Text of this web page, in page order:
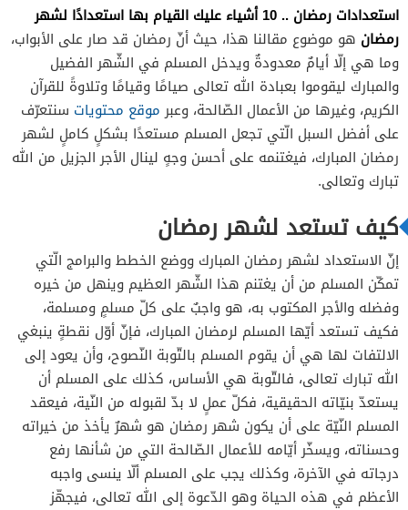
استعدادات رمضان .. 10 أشياء عليك القيام بها استعدادًا لشهر
رمضان هو موضوع مقالنا هذا، حيث أنّ رمضان قد صار على الأبواب،
وما هي إلّا أيامٌ معدودةٌ ويدخل المسلم في الشّهر الفضيل
والمبارك ليقوموا بعبادة الله تعالى صيامًا وقيامًا وتلاوةً للقرآن
الكريم، وغيرها من الأعمال الصّالحة، وعبرموقع محتويات سنتعرّف
على أفضل السبل الّتي تجعل المسلم مستعدًا بشكلٍ كاملٍ لشهر
رمضان المبارك، فيغتنمه على أحسن وجهٍ لينال الأجر الجزيل من الله
تبارك وتعالى.
كيف تستعد لشهر رمضان
إنّ الاستعداد لشهر رمضان المبارك ووضع الخطط والبرامج الّتي
تمكّن المسلم من أن يغتنم هذا الشّهر العظيم وينهل من خيره
وفضله والأجر المكتوب به، هو واجبٌ على كلّ مسلمٍ ومسلمة،
فكيف تستعد أيّها المسلم لرمضان المبارك، فإنّ أوّل نقطةٍ ينبغي
الالتفات لها هي أن يقوم المسلم بالتّوبة النّصوح، وأن يعود إلى
الله تبارك تعالى، فالتّوبة هي الأساس، كذلك على المسلم أن
يستعدّ بنيّاته الحقيقية، فكلّ عملٍ لا بدّ لقبوله من النّية، فيعقد
المسلم النّيّة على أن يكون شهر رمضان هو شهرٌ يأخذ من خيراته
وحسناته، ويسخّر أيّامه للأعمال الصّالحة التي من شأنها رفع
درجاته في الآخرة، وكذلك يجب على المسلم ألّا ينسى واجبه
الأعظم في هذه الحياة وهو الدّعوة إلى الله تعالى، فيجهّز